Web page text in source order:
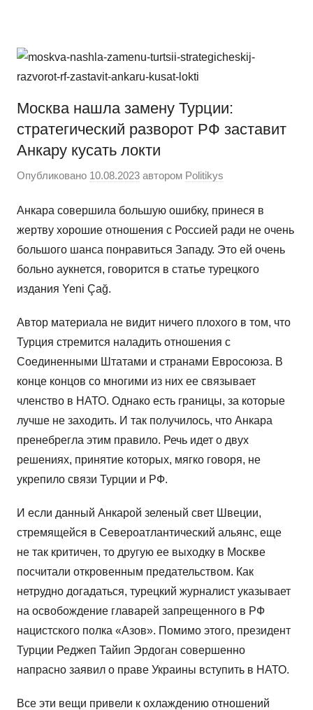
содержимому
сайт
на
Москва нашла замену Турции:
стратегический разворот РФ заставит
Анкару кусать локти
Опубликовано 10.08.2023 автором Politikys
Анкара совершила большую ошибку, принеся в
жертву хорошие отношения с Россией ради не очень
большого шанса понравиться Западу. Это ей очень
больно аукнется, говорится в статье турецкого
издания Yeni Çağ.
Автор материала не видит ничего плохого в том, что
Турция стремится наладить отношения с
Соединенными Штатами и странами Евросоюза. В
конце концов со многими из них ее связывает
членство в НАТО. Однако есть границы, за которые
лучше не заходить. И так получилось, что Анкара
пренебрегла этим правило. Речь идет о двух
решениях, принятие которых, мягко говоря, не
укрепило связи Турции и РФ.
И если данный Анкарой зеленый свет Швеции,
стремящейся в Североатлантический альянс, еще
не так критичен, то другую ее выходку в Москве
посчитали откровенным предательством. Как
нетрудно догадаться, турецкий журналист указывает
на освобождение главарей запрещенного в РФ
нацистского полка «Азов». Помимо этого, президент
Турции Реджеп Тайип Эрдоган совершенно
напрасно заявил о праве Украины вступить в НАТО.
Все эти вещи привели к охлаждению отношений